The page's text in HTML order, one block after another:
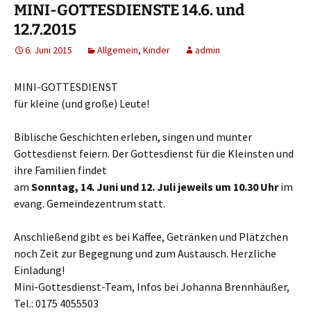
MINI-GOTTESDIENSTE 14.6. und
12.7.2015
6. Juni 2015 Allgemein, Kinder admin
MINI-GOTTESDIENST
für kleine (und große) Leute!
Biblische Geschichten erleben, singen und munter
Gottesdienst feiern. Der Gottesdienst für die Kleinsten und
ihre Familien findet
am Sonntag, 14. Juni und 12. Juli jeweils um 10.30 Uhrim
evang. Gemeindezentrum statt.
Anschließend gibt es bei Kaffee, Getränken und Plätzchen
noch Zeit zur Begegnung und zum Austausch. Herzliche
Einladung!
Mini-Gottesdienst-Team, Infos bei Johanna Brennhäußer,
Tel.: 0175 4055503